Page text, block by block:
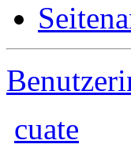
cuate